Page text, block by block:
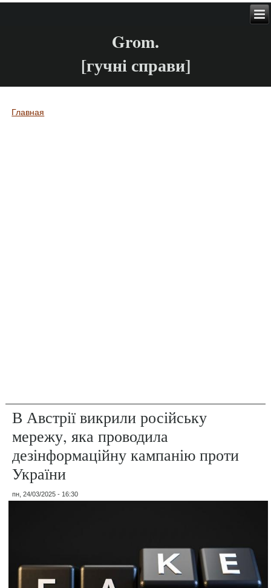
Grom.
[гучні справи]
Вы здесь
Главная
В Австрії викрили російську
мережу, яка проводила
дезінформаційну кампанію проти
України
пн, 24/03/2025 - 16:30